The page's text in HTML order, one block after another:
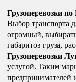
Грузоперевозки по
Выбор транспорта
огромный,
габаритов груза,
Грузоперевозки
услугой. Таким
предпринимателей